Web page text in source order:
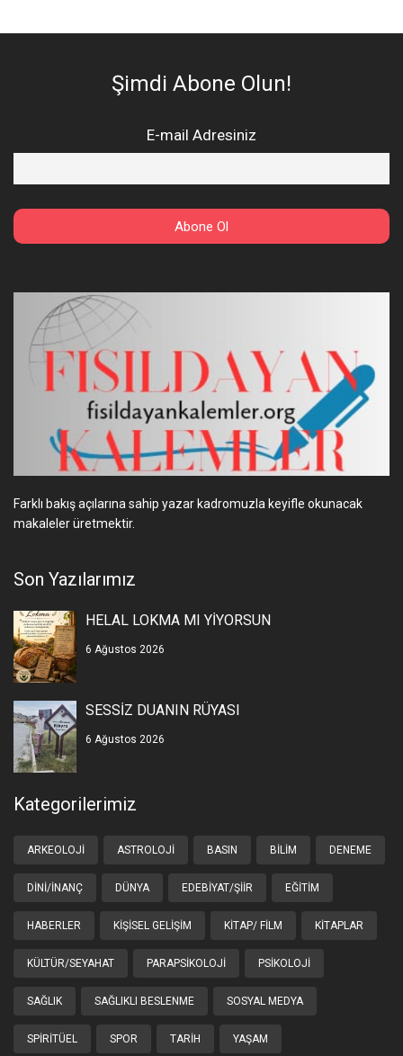
Şimdi Abone Olun!
E-mail Adresiniz
Farklı bakış açılarına sahip yazar kadromuzla keyifle okunacak
makaleler üretmektir.
Son Yazılarımız
HELAL LOKMA MI YİYORSUN
6 Ağustos 2026
SESSİZ DUANIN RÜYASI
6 Ağustos 2026
Kategorilerimiz
ARKEOLOJI ASTROLOJI BASIN BILIM DENEME
DINI/İNANÇ DÜNYA EDEBIYAT/ŞIIR EĞITIM
HABERLER KIŞISEL GELIŞIM KITAP/ FILM KITAPLAR
KÜLTÜR/SEYAHAT PARAPSIKOLOJI PSIKOLOJI
SAĞLIK SAĞLIKLI BESLENME SOSYAL MEDYA
SPIRITÜEL SPOR TARIH YAŞAM